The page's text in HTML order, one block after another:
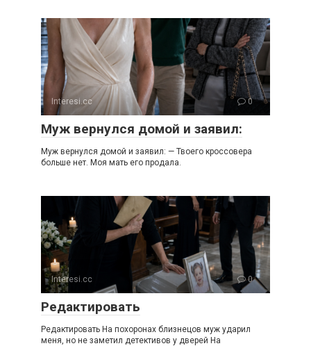
Interesi.cc 0
Муж вернулся домой и заявил:
Муж вернулся домой и заявил: — Твоего кроссовера
больше нет. Моя мать его продала.
Interesi.cc 0
Редактировать
Редактировать На похоронах близнецов муж ударил
меня, но не заметил детективов у дверей На